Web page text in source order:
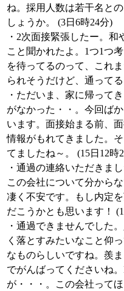
ね。採用人数は若干名と
しょうか。 (3日6時24分)
・2次面接緊張したー。
こと聞かれたよ。1つ1つ
を待ってるのって、これ
られそうだけど、通って
・ただいま、家に帰って
がなかった・・。今回ば
います。面接始まる前、
情報がもれてきました。
てましたね～。 (15日12時
・通過の連絡いただきま
この会社について分から
凄く不安です。もし内定
だこうかとも思います！
・通過できませんでした
く落とすみたいなこと仰
なものらしいですね。羨
でがんばってくださいね
が・・・。この会社って